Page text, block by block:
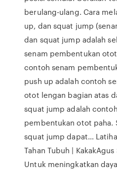
berulang-ulang. Cara
up, dan squat jump
dan squat jump adalah
senam pembentukan
contoh senam
push up adalah contoh
otot lengan bagian atas
squat jump adalah
pembentukan otot paha.
squat jump dapat…
Tahan Tubuh |
Untuk meningkatkan